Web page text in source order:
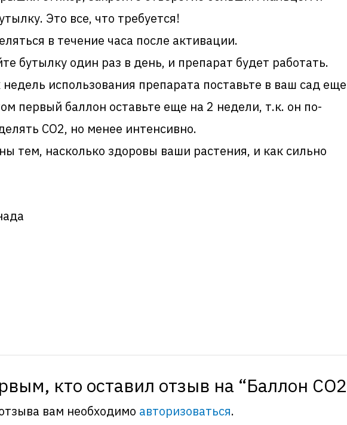
Это все, что требуется!
в течение часа после активации.
бутылку один раз в день, и препарат будет работать.
недель использования препарата поставьте в ваш сад еще
первый баллон оставьте еще на 2 недели, т.к. он по-
CO2, но менее интенсивно.
тем, насколько здоровы ваши растения, и как сильно
кто оставил отзыв на “Баллон
вам необходимо авторизоваться.